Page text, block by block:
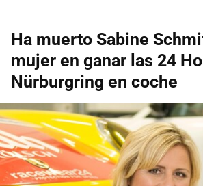
Ha muerto Sabine
mujer en ganar las 24
Nürburgring en coche